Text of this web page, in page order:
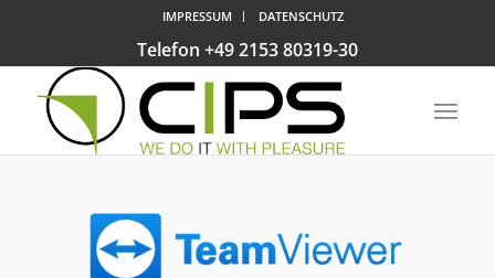
IMPRESSUM DATENSCHUTZ
Telefon +49 2153 80319-30